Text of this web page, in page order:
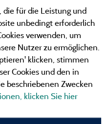
die für die Leistung und
unbedingt erforderlich
verwenden, um
Nutzer zu ermöglichen.
klicken, stimmen
Cookies und den in
beschriebenen Zwecken
klicken Sie hier